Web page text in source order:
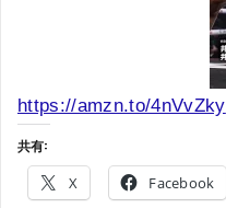
https://amzn.to/4nVvZky
共有:
X Facebook